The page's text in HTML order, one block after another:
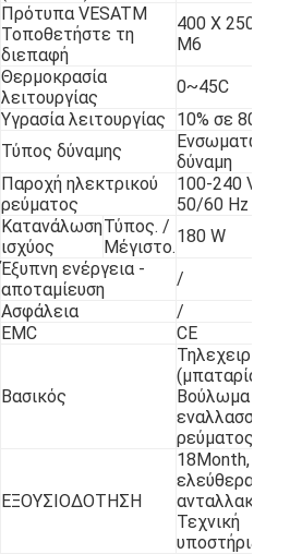
Πρότυπα VESATM
Τοποθετήστε τη
διεπαφή
400 X 250
M6
Θερμοκρασία
λειτουργίας
0~45C
Υγρασία λειτουργίας
10% σε 80%
Τύπος δύναμης
δύναμη
Παροχή ηλεκτρικού
ρεύματος
100-240 V~,
50/60 Hz
Κατανάλωση
ισχύος
Τύπος. /
Μέγιστο.
180 W
Έξυπνη ενέργεια -
αποταμίευση
/
Ασφάλεια
/
EMC
CE
Βασικός
(μπαταρία w/
Βούλωμα
ρεύματος
ΕΞΟΥΣΙΟΔΟΤΗΣΗ
18Month,
ελεύθερα
Τεχνική
υποστήριξη